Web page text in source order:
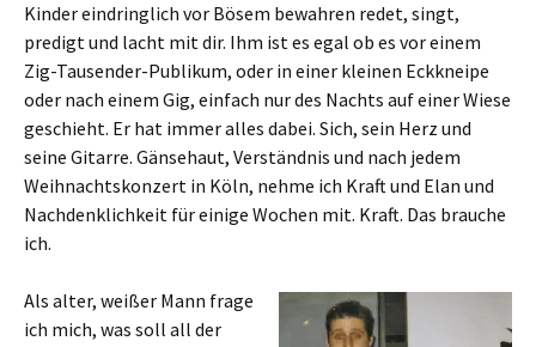
Kinder eindringlich vor Bösem bewahren redet, singt,
predigt und lacht mit dir. Ihm ist es egal ob es vor einem
Zig-Tausender-Publikum, oder in einer kleinen Eckkneipe
oder nach einem Gig, einfach nur des Nachts auf einer Wiese
geschieht. Er hat immer alles dabei. Sich, sein Herz und
seine Gitarre. Gänsehaut, Verständnis und nach jedem
Weihnachtskonzert in Köln, nehme ich Kraft und Elan und
Nachdenklichkeit für einige Wochen mit. Kraft. Das brauche
ich.
Als alter, weißer Mann frage
ich mich, was soll all der